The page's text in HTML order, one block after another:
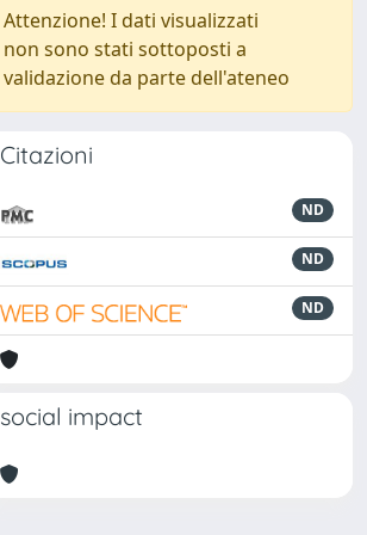
Attenzione! I dati visualizzati
non sono stati sottoposti a
validazione da parte dell'ateneo
Citazioni
ND
ND
ND
social impact